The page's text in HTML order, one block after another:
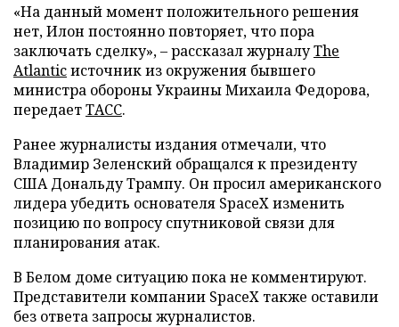
«На данный момент положительного решения
нет, Илон постоянно повторяет, что пора
заключать сделку», – рассказал журналуThe
Atlanticисточник из окружения бывшего
министра обороны Украины Михаила Федорова,
передаетТАСС.
Ранее журналисты издания отмечали, что
Владимир Зеленский обращался к президенту
США Дональду Трампу. Он просил американского
лидера убедить основателя SpaceX изменить
позицию по вопросу спутниковой связи для
планирования атак.
В Белом доме ситуацию пока не комментируют.
Представители компании SpaceX также оставили
без ответа запросы журналистов.